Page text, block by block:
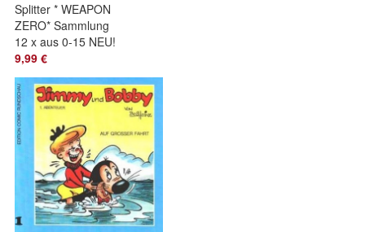
Splitter * WEAPON
ZERO* Sammlung
12 x aus 0-15 NEU!
9,99 €